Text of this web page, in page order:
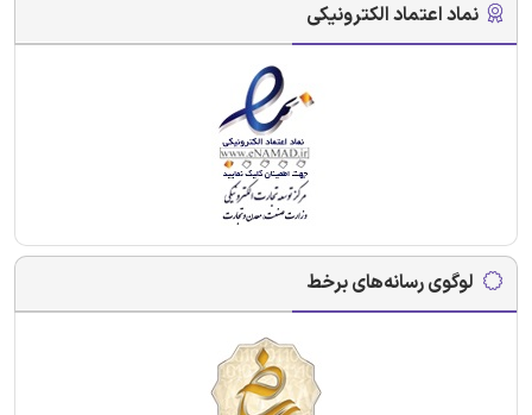
نماد اعتماد الکترونیکی
لوگوی رسانه‌های برخط